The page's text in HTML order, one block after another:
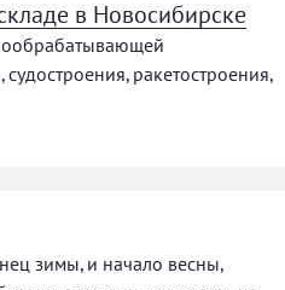
в Новосибирске
ракетостроения,
зимы, и начало весны,